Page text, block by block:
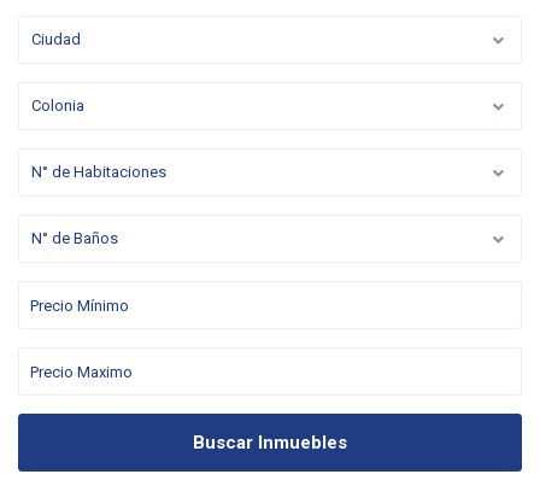
Ciudad
Colonia
N° de Habitaciones
N° de Baños
Buscar Inmuebles